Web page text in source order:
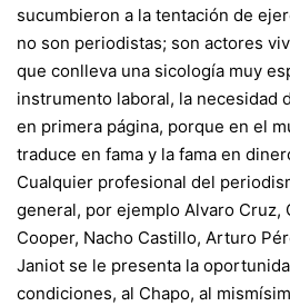
sucumbieron a la tentación de
no son periodistas; son actores
que conlleva una sicología muy
instrumento laboral, la necesidad
en primera página, porque en el
traduce en fama y la fama en
Cualquier profesional del
general, por ejemplo Alvaro Cruz,
Cooper, Nacho Castillo, Arturo
Janiot se le presenta la
condiciones, al Chapo, al